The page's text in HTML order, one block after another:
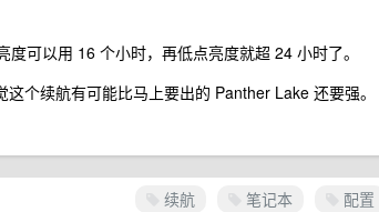
可以用 16 个小时，再低点亮度就超 24 小时了。
个续航有可能比马上要出的 Panther Lake 还要强。
续航 笔记本 配置